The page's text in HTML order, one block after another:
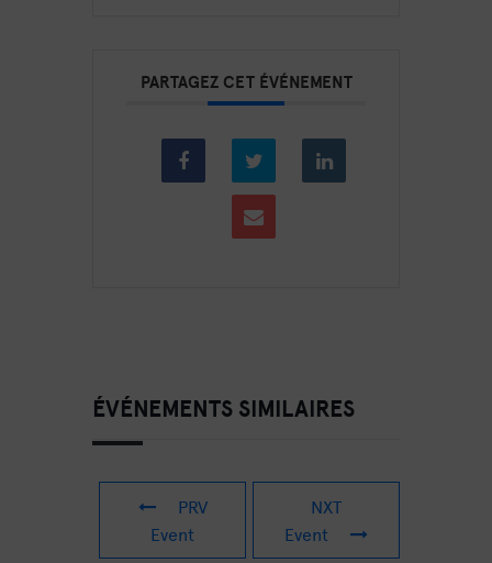
PARTAGEZ CET ÉVÉNEMENT
ÉVÉNEMENTS SIMILAIRES
PRV
Event
NXT
Event